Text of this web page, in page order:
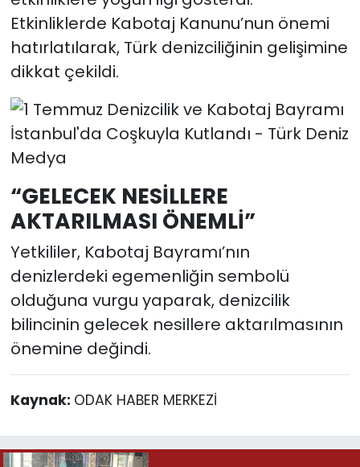
Etkinliklerde Kabotaj Kanunu’nun önemi
hatırlatılarak, Türk denizciliğinin gelişimine
dikkat çekildi.
“GELECEK NESİLLERE
AKTARILMASI ÖNEMLİ”
Yetkililer, Kabotaj Bayramı’nın
denizlerdeki egemenliğin sembolü
olduğuna vurgu yaparak, denizcilik
bilincinin gelecek nesillere aktarılmasının
önemine değindi.
Kaynak: ODAK HABER MERKEZİ